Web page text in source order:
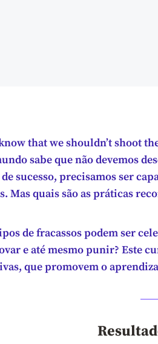
that we shouldn’t shoot
sabe que não devemos
sucesso, precisamos ser
Mas quais são as práticas
de fracassos podem ser
e até mesmo punir? Este
que promovem o